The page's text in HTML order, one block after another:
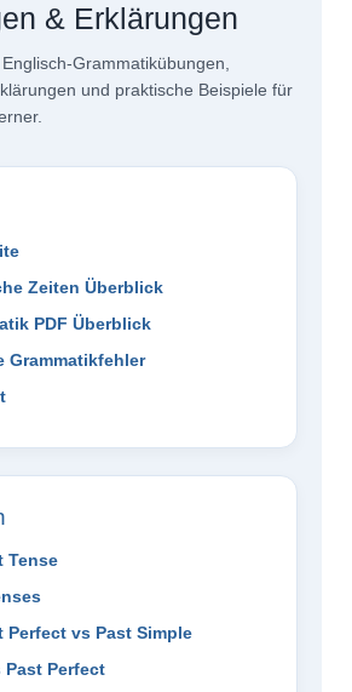
& Erklärungen
Grammatikübungen,
und praktische Beispiele für
Zeiten Überblick
PDF Überblick
Grammatikfehler
Tense
Perfect vs Past Simple
Past Perfect